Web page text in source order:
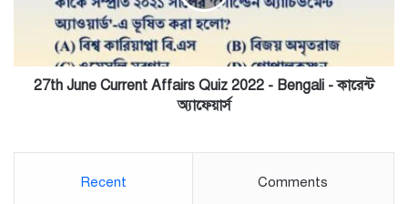
-
কারেন্ট27th June Current Affairs Quiz 2022 - Bengali - কারেন্ট
অ্যাফেয়ার্স
Recent Comments